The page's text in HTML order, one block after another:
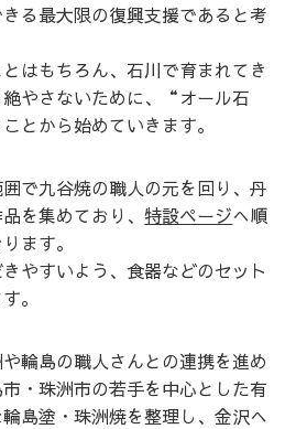
る最大限の復興支援であると考
はもちろん、石川で育まれてき
やさないために、“オール石
とから始めていきます。
で九谷焼の職人の元を回り、丹
を集めており、特設ページへ順
ます。
やすいよう、食器などのセット
。
輪島の職人さんとの連携を進め
・珠洲市の若手を中心とした有
島塗・珠洲焼を整理し、金沢へ